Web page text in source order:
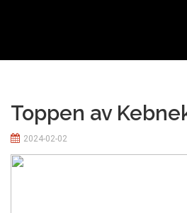
Toppen av
2024-02-02